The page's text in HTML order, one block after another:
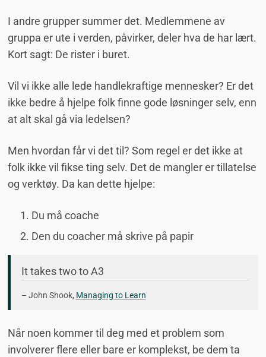
I andre grupper summer det. Medlemmene av
gruppa er ute i verden, påvirker, deler hva de har lært.
Kort sagt: De rister i buret.
Vil vi ikke alle lede handlekraftige mennesker? Er det
ikke bedre å hjelpe folk finne gode løsninger selv, enn
at alt skal gå via ledelsen?
Men hvordan får vi det til? Som regel er det ikke at
folk ikke vil fikse ting selv. Det de mangler er tillatelse
og verktøy. Da kan dette hjelpe:
Du må coache
Den du coacher må skrive på papir
It takes two to A3
– John Shook, Managing to Learn
Når noen kommer til deg med et problem som
involverer flere eller bare er komplekst, be dem ta